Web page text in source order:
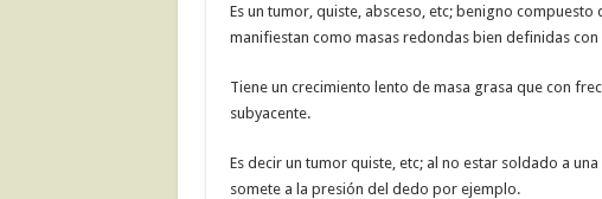
Es un tumor, quiste, absceso, etc; benigno
manifiestan como masas redondas bien definidas
Tiene un crecimiento lento de masa grasa que con
subyacente.
Es decir un tumor quiste, etc; al no estar soldado a
somete a la presión del dedo por ejemplo.